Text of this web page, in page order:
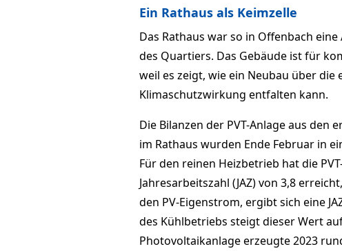
Ein Rathaus als Keimzelle
Das Rathaus war so in Offenbach
des Quartiers. Das Gebäude ist für
weil es zeigt, wie ein Neu­bau über die
Klimaschutzwirkung entfalten kann.
Die Bilanzen der PVT-Anlage aus
im Rathaus wurden Ende Februar in
Für den reinen Heizbetrieb hat die
Jahresarbeitszahl (JAZ) von 3,8
den PV-Eigenstrom, ergibt sich eine
des Kühlbetriebs steigt dieser Wert
Photovoltaikanlage erzeugte 2023